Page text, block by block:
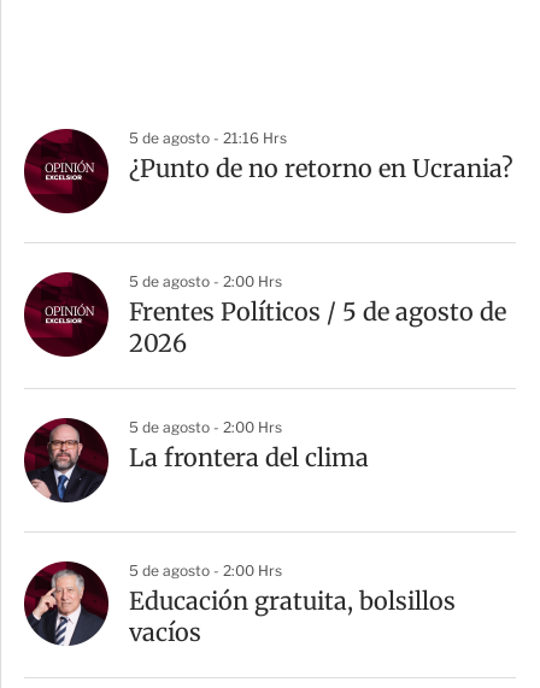
5 de agosto - 21:16 Hrs
¿Punto de no retorno en Ucrania?
5 de agosto - 2:00 Hrs
Frentes Políticos / 5 de agosto de
2026
5 de agosto - 2:00 Hrs
La frontera del clima
5 de agosto - 2:00 Hrs
Educación gratuita, bolsillos
vacíos